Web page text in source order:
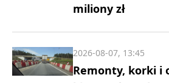
miliony zł
Remonty, korki i
2026-08-07, 13:45